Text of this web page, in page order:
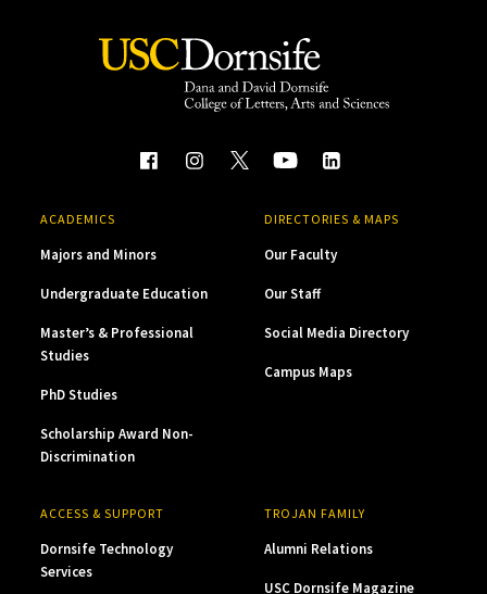
ACADEMICS
Majors and Minors
Undergraduate Education
Master’s & Professional
Studies
PhD Studies
Scholarship Award Non-
Discrimination
DIRECTORIES & MAPS
Our Faculty
Our Staff
Social Media Directory
Campus Maps
ACCESS & SUPPORT
Dornsife Technology
Services
TROJAN FAMILY
Alumni Relations
USC Dornsife Magazine